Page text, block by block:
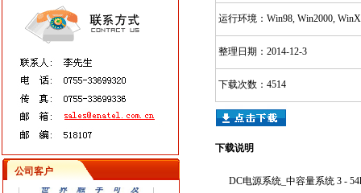
公司客户
运行环境：Win98, Win2000,
整理日期：2014-12-3
下载次数：4514
下载说明
DC电源系统_中容量系统 3 -